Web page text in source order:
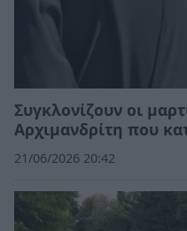
Συγκλονίζουν οι
Αρχιμανδρίτη που
21/06/2026 20:42